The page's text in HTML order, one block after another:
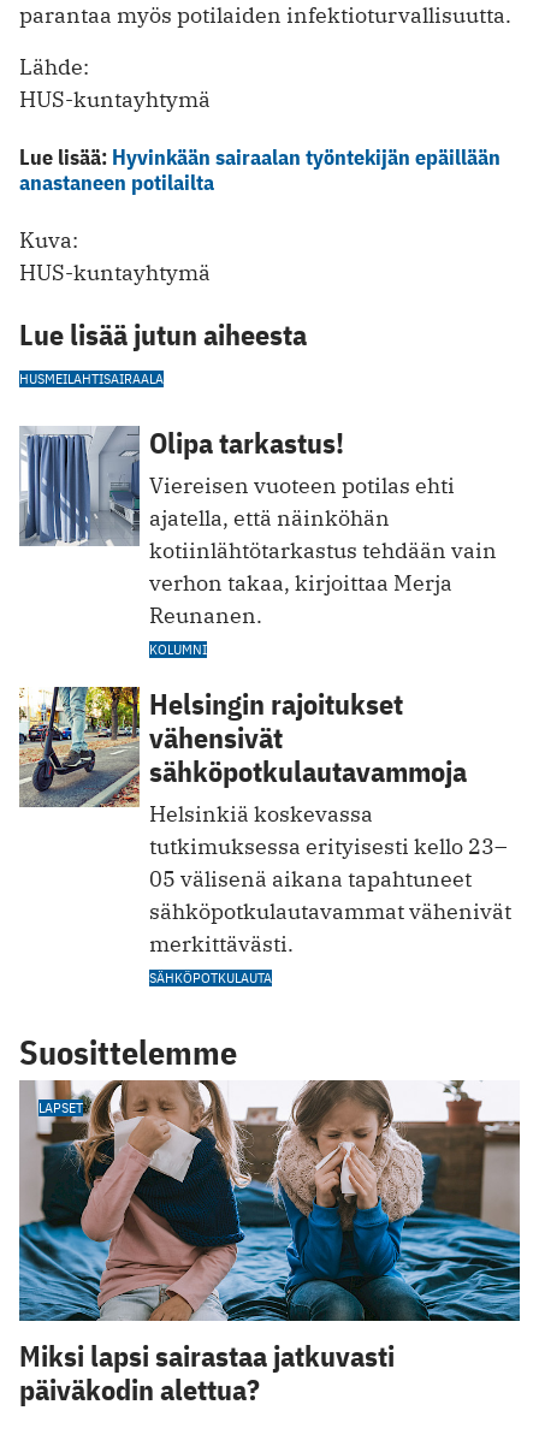
parantaa myös potilaiden infektioturvallisuutta.
Lähde:
HUS-kuntayhtymä
Lue lisää: Hyvinkään sairaalan työntekijän epäillään
anastaneen potilailta
Kuva:
HUS-kuntayhtymä
Lue lisää jutun aiheesta
HUSMEILAHTISAIRAALA
Olipa tarkastus!
Viereisen vuoteen potilas ehti
ajatella, että näinköhän
kotiinlähtötarkastus tehdään vain
verhon takaa, kirjoittaa Merja
Reunanen.
KOLUMNI
Helsingin rajoitukset
vähensivät
sähköpotkulautavammoja
Helsinkiä koskevassa
tutkimuksessa erityisesti kello 23–
05 välisenä aikana tapahtuneet
sähköpotkulautavammat vähenivät
merkittävästi.
SÄHKÖPOTKULAUTA
Suosittelemme
LAPSET
Miksi lapsi sairastaa jatkuvasti
päiväkodin alettua?